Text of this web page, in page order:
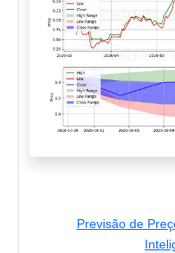
Previsão de